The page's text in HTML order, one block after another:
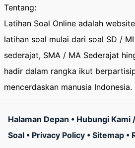
Tentang:
Latihan Soal Online adalah
latihan soal mulai dari soal SD /
sederajat, SMA / MA Sederajat
hadir dalam rangka ikut
mencerdaskan manusia Indonesia.
Halaman Depan • Hubungi Kami
Soal • Privacy Policy • Sitemap •